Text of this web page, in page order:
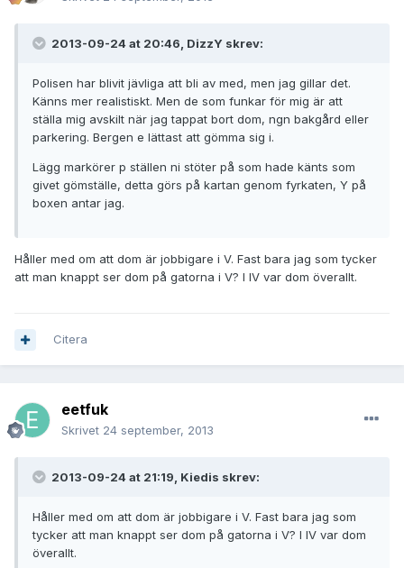
2013-09-24 at 20:46, DizzY skrev:
Polisen har blivit jävliga att bli av med, men jag gillar det.
Känns mer realistiskt. Men de som funkar för mig är att
ställa mig avskilt när jag tappat bort dom, ngn bakgård eller
parkering. Bergen e lättast att gömma sig i.
Lägg markörer p ställen ni stöter på som hade känts som
givet gömställe, detta görs på kartan genom fyrkaten, Y på
boxen antar jag.
Håller med om att dom är jobbigare i V. Fast bara jag som tycker
att man knappt ser dom på gatorna i V? I IV var dom överallt.
Citera
eetfuk
Skrivet 24 september, 2013
2013-09-24 at 21:19, Kiedis skrev:
Håller med om att dom är jobbigare i V. Fast bara jag som
tycker att man knappt ser dom på gatorna i V? I IV var dom
överallt.